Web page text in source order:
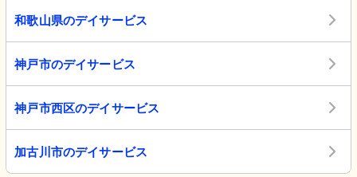
和歌山県のデイサービス
神戸市のデイサービス
神戸市西区のデイサービス
加古川市のデイサービス